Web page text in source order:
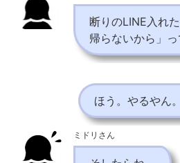
断りのLINE入れ
帰らないから」っ
ほう。やるやん。
ミドリさん